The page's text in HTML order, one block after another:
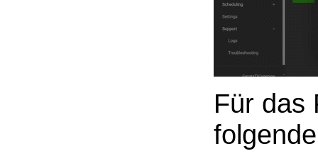
Für das